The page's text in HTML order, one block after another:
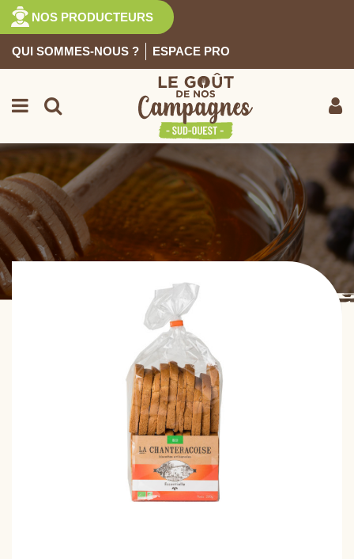
NOS PRODUCTEURS
QUI SOMMES-NOUS ? ESPACE PRO
EPICERIE SUCRÉE